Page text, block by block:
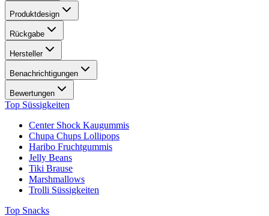
Produktdesign
Rückgabe
Hersteller
Benachrichtigungen
Bewertungen
Top Süssigkeiten
Center Shock Kaugummis
Chupa Chups Lollipops
Haribo Fruchtgummis
Jelly Beans
Tiki Brause
Marshmallows
Trolli Süssigkeiten
Top Snacks